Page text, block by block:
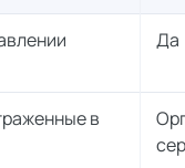
Да
в